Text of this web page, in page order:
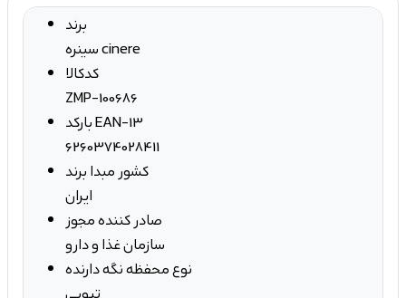
برند
سینره cinere
کدکالا
ZMP-100686
بارکد EAN-13
6260374028411
کشور مبدا برند
ایران
صادر کننده مجوز
سازمان غذا و دارو
نوع محفظه نگه دارنده